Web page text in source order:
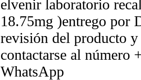
elvenir laboratorio
18.75mg )entrego por
revisión del producto
contactarse al número
WhatsApp